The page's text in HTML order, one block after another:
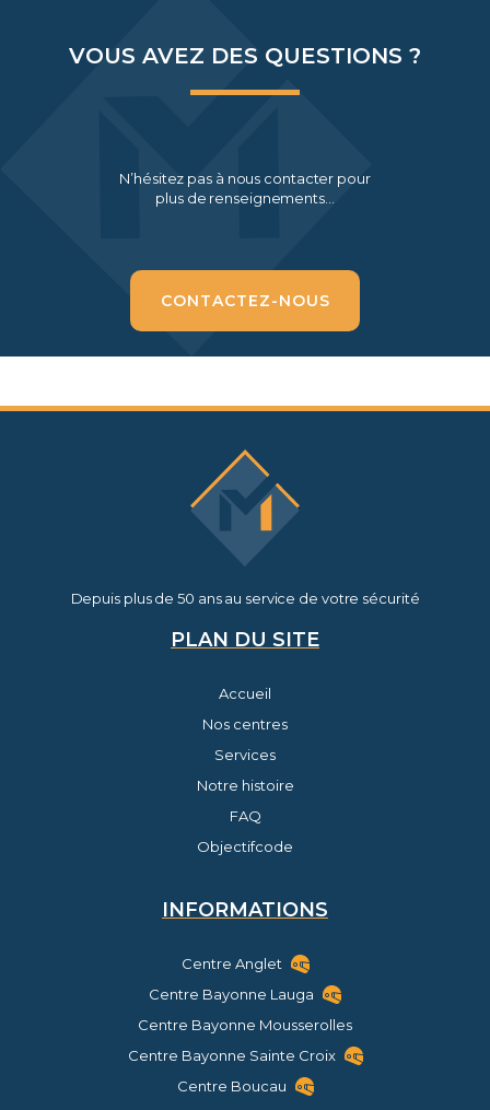
VOUS AVEZ DES QUESTIONS ?
N’hésitez pas à nous contacter pour
plus de renseignements…
CONTACTEZ-NOUS
Depuis plus de 50 ans au service de votre sécurité
PLAN DU SITE
Accueil
Nos centres
Services
Notre histoire
FAQ
Objectifcode
INFORMATIONS
Centre Anglet
Centre Bayonne Lauga
Centre Bayonne Mousserolles
Centre Bayonne Sainte Croix
Centre Boucau